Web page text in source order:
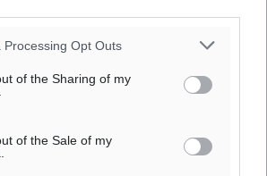
Processing Opt Outs
of the Sharing of my
of the Sale of my